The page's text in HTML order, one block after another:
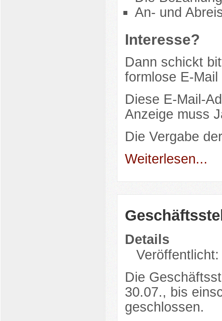
An- und
Interesse?
Dann schickt
formlose E-Mail
Diese E-Mail-
Anzeige muss
Die Vergabe
Weiterlesen...
Details
Die
30.07., bis
geschlossen.